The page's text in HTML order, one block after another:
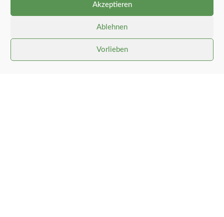
Akzeptieren
Ablehnen
Vorlieben